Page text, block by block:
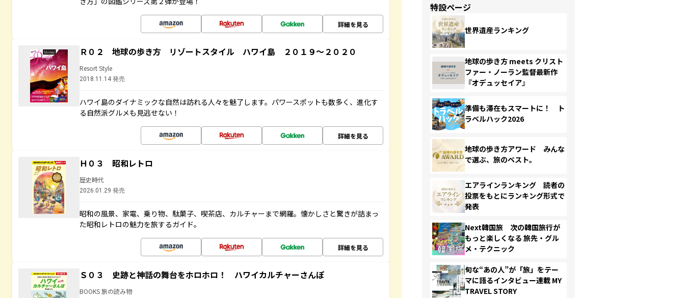
詳細を見る
Ｒ０２ 地球の歩き方 リゾートスタイル ハワイ島 ２０１９～２０２０
Resort Style
2018.11.14 発売
ハワイ島のダイナミックな自然は訪れる人々を魅了します。パワースポットも数多く、進化す
る自然派グルメも見逃せない！
詳細を見る
Ｈ０３ 昭和レトロ
歴史時代
2026.01.29 発売
昭和の風景、家電、乗り物、駄菓子、喫茶店、カルチャーまで網羅。懐かしさと驚きが詰まっ
た昭和レトロの魅力を旅するガイド。
詳細を見る
Ｓ０３ 史跡と神話の舞台をホロホロ！ ハワイカルチャーさんぽ
BOOKS 旅の読み物
特設ページ
世界遺産ランキング
地球の歩き方 meets クリスト
ファー・ノーラン監督最新作
『オデュッセイア』
準備も滞在もスマートに！ ト
ラベルハック2026
地球の歩き方アワード みんな
で選ぶ、旅のベスト。
エアラインランキング 読者の
投票をもとにランキング形式で
発表
Next韓国旅 次の韓国旅行が
もっと楽しくなる 旅先・グル
メ・テクニック
旬な“あの人”が「旅」をテー
マに語るインタビュー連載 MY
TRAVEL STORY